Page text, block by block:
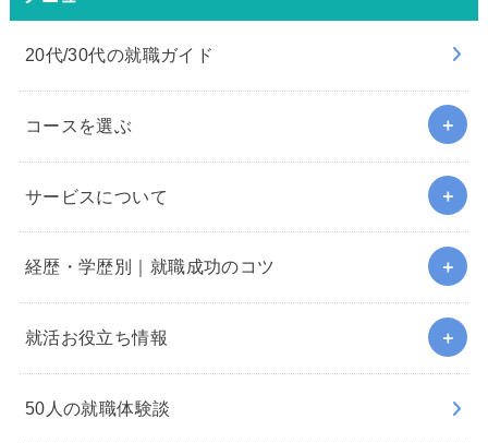
20代/30代の就職ガイド
コースを選ぶ
サービスについて
経歴・学歴別｜就職成功のコツ
就活お役立ち情報
50人の就職体験談